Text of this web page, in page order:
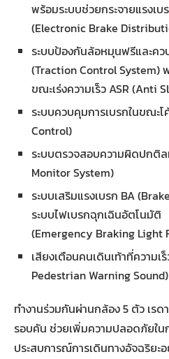
พร้อมระบบช่วยกระจายแรงเบ
(Electronic Brake
ระบบป้องกันล้อหมุนฟรีและคว
(Traction Control System)
ขณะเร่งความเร็ว ASR (Anti
ระบบควบคุมการเบรกในขณะ
Control)
ระบบตรวจสอบความผิดปกติล
Monitor System)
ระบบเสริมแรงเบรก BA
ระบบไฟเบรกฉุกเฉินอัตโนมัติ
(Emergency Braking Light
เสียงเตือนคนเดินเท้าที่ความเ
Pedestrian Warning Sound)
ทำงานร่วมกันผ่านกล้อง 5 ตัว เรด
รอบคัน ช่วยเพิ่มความปลอดภัยใน
ประสบการณ์การเดินทางอัจฉริยะ